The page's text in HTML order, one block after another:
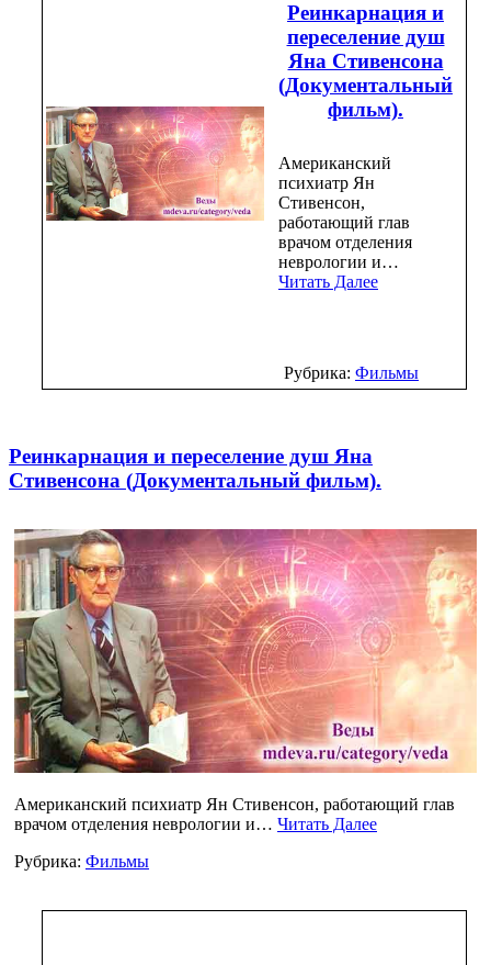
Реинкарнация и
переселение душ
Яна Стивенсона
(Документальный
фильм).
Американский
психиатр Ян
Стивенсон,
работающий глав
врачом отделения
неврологии и…
Читать Далее
Рубрика: Фильмы
Реинкарнация и переселение душ Яна
Стивенсона (Документальный фильм).
Американский психиатр Ян Стивенсон, работающий глав
врачом отделения неврологии и… Читать Далее
Рубрика: Фильмы